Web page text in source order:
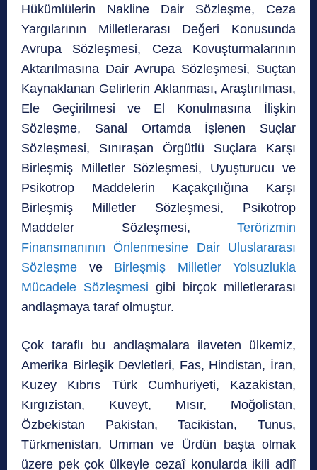
Hükümlülerin Nakline Dair Sözleşme, Ceza
Yargılarının Milletlerarası Değeri Konusunda
Avrupa Sözleşmesi, Ceza Kovuşturmalarının
Aktarılmasına Dair Avrupa Sözleşmesi, Suçtan
Kaynaklanan Gelirlerin Aklanması, Araştırılması,
Ele Geçirilmesi ve El Konulmasına İlişkin
Sözleşme, Sanal Ortamda İşlenen Suçlar
Sözleşmesi, Sınıraşan Örgütlü Suçlara Karşı
Birleşmiş Milletler Sözleşmesi, Uyuşturucu ve
Psikotrop Maddelerin Kaçakçılığına Karşı
Birleşmiş Milletler Sözleşmesi, Psikotrop
Maddeler Sözleşmesi, Terörizmin
Finansmanının Önlenmesine Dair Uluslararası
Sözleşme ve Birleşmiş Milletler Yolsuzlukla
Mücadele Sözleşmesi gibi birçok milletlerarası
andlaşmaya taraf olmuştur.
Çok taraflı bu andlaşmalara ilaveten ülkemiz,
Amerika Birleşik Devletleri, Fas, Hindistan, İran,
Kuzey Kıbrıs Türk Cumhuriyeti, Kazakistan,
Kırgızistan, Kuveyt, Mısır, Moğolistan,
Özbekistan Pakistan, Tacikistan, Tunus,
Türkmenistan, Umman ve Ürdün başta olmak
üzere pek çok ülkeyle cezaî konularda ikili adlî